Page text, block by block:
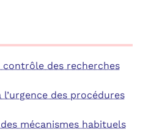
contrôle des recherches
l’urgence des procédures
mécanismes habituels